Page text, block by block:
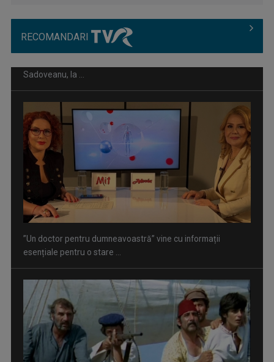
RECOMANDARI
”Un doctor pentru dumneavoastră” vine cu informații